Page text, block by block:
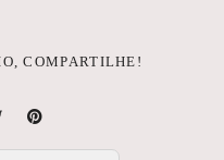
COMPARTILHE!